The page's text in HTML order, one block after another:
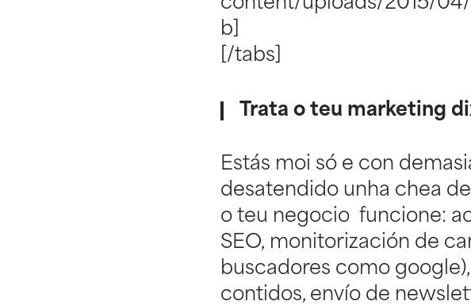
content/uploads/2015/
b]
[/tabs]
Trata o teu marketing
Estás moi só e con
desatendido unha chea
o teu negocio funcione:
SEO, monitorización de
buscadores como
contidos, envío de